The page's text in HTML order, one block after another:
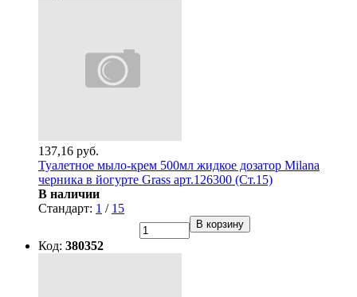
137,16 руб.
Туалетное мыло-крем 500мл жидкое дозатор Milana
черника в йогурте Grass арт.126300 (Ст.15)
В наличии
Стандарт: 1 / 15
В корзину
Код: 380352